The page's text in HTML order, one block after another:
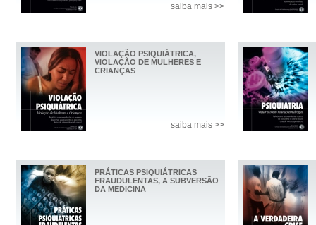
saiba mais >>
VIOLAÇÃO PSIQUIÁTRICA,
VIOLAÇÃO DE MULHERES E
CRIANÇAS
saiba mais >>
PRÁTICAS PSIQUIÁTRICAS
FRAUDULENTAS, A SUBVERSÃO
DA MEDICINA